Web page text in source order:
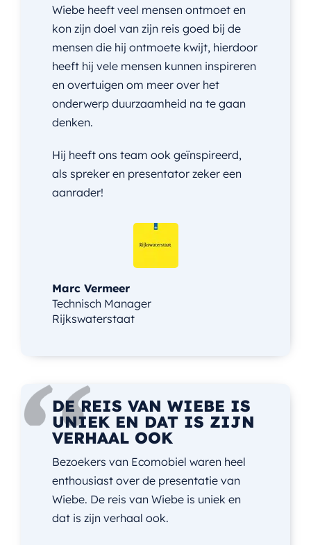
Wiebe heeft veel mensen ontmoet en
kon zijn doel van zijn reis goed bij de
mensen die hij ontmoete kwijt, hierdoor
heeft hij vele mensen kunnen inspireren
en overtuigen om meer over het
onderwerp duurzaamheid na te gaan
denken.
Hij heeft ons team ook geïnspireerd,
als spreker en presentator zeker een
aanrader!
Marc Vermeer
Technisch Manager
Rijkswaterstaat
DE REIS VAN WIEBE IS
UNIEK EN DAT IS ZIJN
VERHAAL OOK
Bezoekers van Ecomobiel waren heel
enthousiast over de presentatie van
Wiebe. De reis van Wiebe is uniek en
dat is zijn verhaal ook.